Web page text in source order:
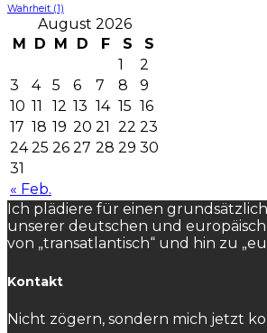
Wahrheit (1)
August 2026
M D M D F S S
« Feb.
1
2
3
4 5 6 7 8
9
10 11 12 13 14 15 16
17 18 19 20 21 22 23
24 25 26 27 28 29 30
31
Ich plädiere für einen
unserer deutschen und
von „transatlantisch“ und hin zu
Kontakt
Nicht zögern, sondern mich jetzt